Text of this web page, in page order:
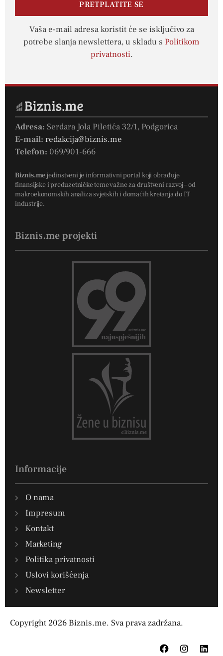
PRETPLATITE SE
Vaša e-mail adresa koristit će se isključivo za
potrebe slanja newslettera, u skladu s Politikom
privatnosti.
Adresa: Serdara Jola Piletića 32/1, Podgorica
E-mail: redakcija@biznis.me
Telefon: 069/901-666
Biznis.mejedinstveni je informativni portal koji obrađuje
finansijske i preduzetničke teme važne za društveni razvoj – od
makroekonomskih analiza svjetskih i domaćih kretanja do IT
industrije.
Biznis.me projekti
Informacije
O nama
Impresum
Kontakt
Marketing
Politika privatnosti
Uslovi korišćenja
Newsletter
Copyright 2026 Biznis.me. Sva prava zadržana.